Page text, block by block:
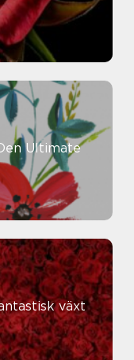
Ultimate
växt